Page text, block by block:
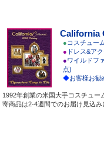
California
● コスチュー
● ドレス&ア
●ワイルドフ
点)
◆お客様お勧
1992年創業の米国大手コスチュー
寄商品は2-4週間でのお届け見込み